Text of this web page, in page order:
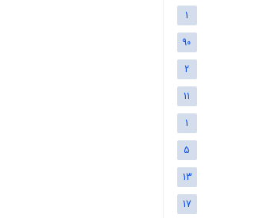
1
90
2
11
1
5
13
17